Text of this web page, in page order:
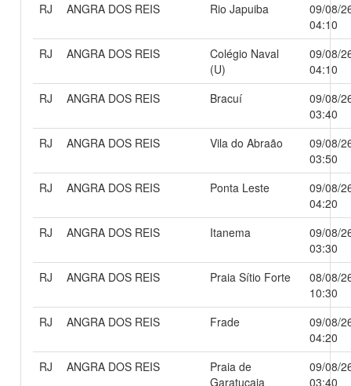
RJ
ANGRA DOS REIS Rio Japuiba
09/08/
04:10
RJ
ANGRA DOS REIS
Colégio Naval
(U)
09/08/
04:10
RJ
ANGRA DOS REIS Bracuí
09/08/
03:40
RJ
ANGRA DOS REIS Vila do Abraão
09/08/
03:50
RJ
ANGRA DOS REIS Ponta Leste
09/08/
04:20
RJ
ANGRA DOS REIS Itanema
09/08/
03:30
RJ
ANGRA DOS REIS Praia Sítio Forte
08/08/
10:30
RJ
ANGRA DOS REIS Frade
09/08/
04:20
RJ
ANGRA DOS REIS
Praia de
Garatucaia
09/08/
03:40